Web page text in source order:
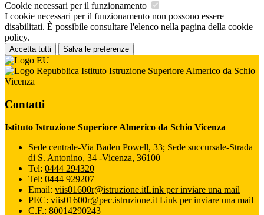
Cookie necessari per il funzionamento
I cookie necessari per il funzionamento non possono essere
disabilitati. È possibile consultare l'elenco nella pagina della cookie
policy.
Accetta tutti Salva le preferenze
Istituto Istruzione Superiore Almerico da Schio
Vicenza
Contatti
Istituto Istruzione Superiore Almerico da Schio Vicenza
Sede centrale-Via Baden Powell, 33; Sede succursale-Strada
di S. Antonino, 34 -Vicenza, 36100
Tel: 0444 294320
Tel: 0444 929207
Email: viis01600r@istruzione.itLink per inviare una mail
PEC: viis01600r@pec.istruzione.it Link per inviare una mail
C.F.: 80014290243